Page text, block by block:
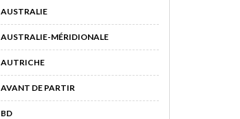
AUSTRALIE
AUSTRALIE-MÉRIDIONALE
AUTRICHE
AVANT DE PARTIR
BD